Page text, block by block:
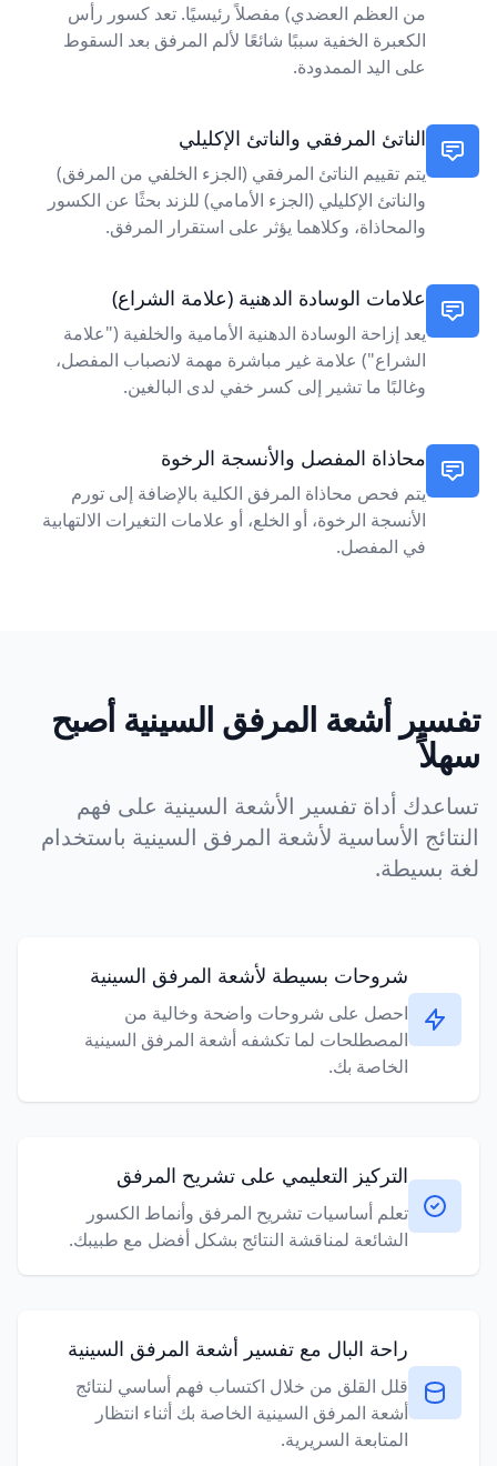
من العظم العضدي) مفصلاً رئيسيًا. تعد كسور رأس
الكعبرة الخفية سببًا شائعًا لألم المرفق بعد السقوط
على اليد الممدودة.
الناتئ المرفقي والناتئ الإكليلي
يتم تقييم الناتئ المرفقي (الجزء الخلفي من المرفق)
والناتئ الإكليلي (الجزء الأمامي) للزند بحثًا عن الكسور
والمحاذاة، وكلاهما يؤثر على استقرار المرفق.
علامات الوسادة الدهنية (علامة الشراع)
يعد إزاحة الوسادة الدهنية الأمامية والخلفية ("علامة
الشراع") علامة غير مباشرة مهمة لانصباب المفصل،
وغالبًا ما تشير إلى كسر خفي لدى البالغين.
محاذاة المفصل والأنسجة الرخوة
يتم فحص محاذاة المرفق الكلية بالإضافة إلى تورم
الأنسجة الرخوة، أو الخلع، أو علامات التغيرات الالتهابية
في المفصل.
تفسير أشعة المرفق السينية أصبح
سهلاً
تساعدك أداة تفسير الأشعة السينية على فهم
النتائج الأساسية لأشعة المرفق السينية باستخدام
لغة بسيطة.
شروحات بسيطة لأشعة المرفق السينية
احصل على شروحات واضحة وخالية من
المصطلحات لما تكشفه أشعة المرفق السينية
الخاصة بك.
التركيز التعليمي على تشريح المرفق
تعلم أساسيات تشريح المرفق وأنماط الكسور
الشائعة لمناقشة النتائج بشكل أفضل مع طبيبك.
راحة البال مع تفسير أشعة المرفق السينية
قلل القلق من خلال اكتساب فهم أساسي لنتائج
أشعة المرفق السينية الخاصة بك أثناء انتظار
المتابعة السريرية.